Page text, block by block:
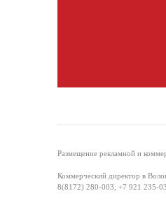
Размещение рекламной и
Коммерческий директор в
8(8172) 280-003, +7 921 235-